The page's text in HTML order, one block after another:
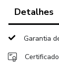
Detalhes
Garantia